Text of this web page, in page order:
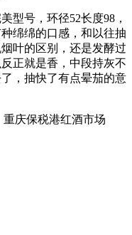
型号，环径52长度98，
绵绵的口感，和以往抽
叶的区别，还是发酵过
正就是香，中段持灰不
，抽快了有点晕茄的意